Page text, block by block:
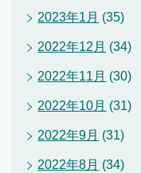
2023年1月 (35)
2022年12月 (34)
2022年11月 (30)
2022年10月 (31)
2022年9月 (31)
2022年8月 (34)